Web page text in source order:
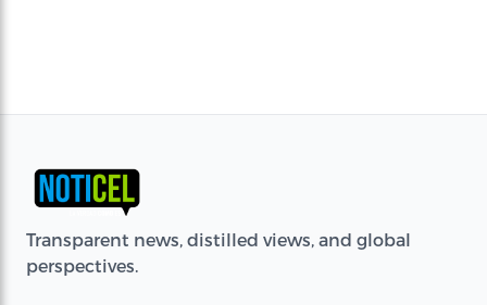
Transparent news, distilled views, and global
perspectives.